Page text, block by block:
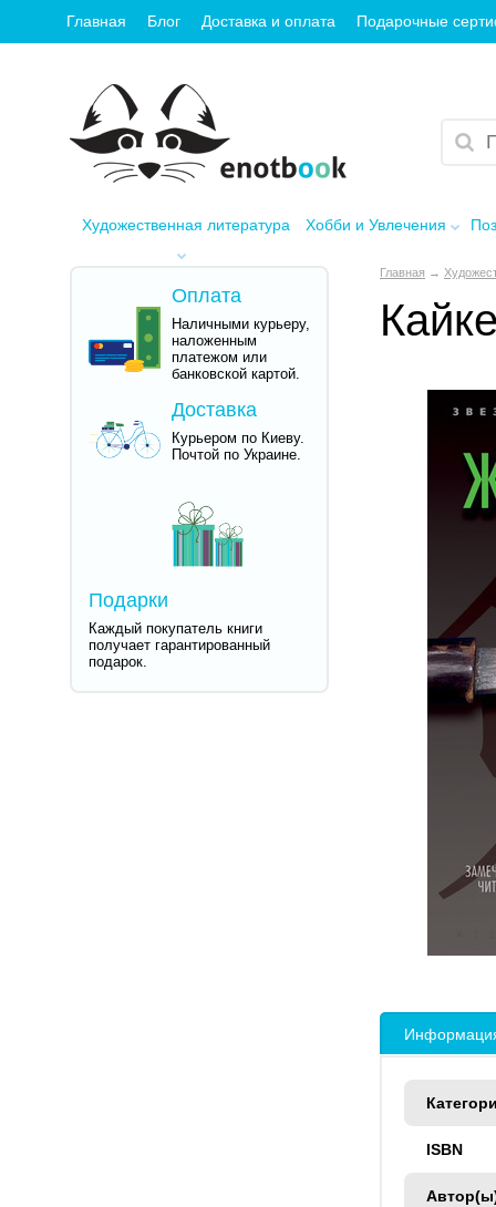
Главная Блог Доставка и оплата Подарочные
Художественная литература Хобби и Увлечения
Оплата
Наличными курьеру,
наложенным
платежом или
банковской картой.
Доставка
Курьером по Киеву.
Почтой по Украине.
Подарки
Каждый покупатель книги
получает гарантированный
подарок.
Главная →
ISBN